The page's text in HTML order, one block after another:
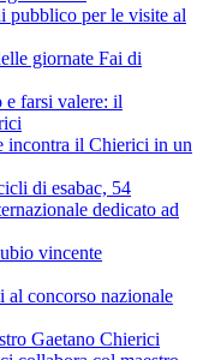
pubblico per le visite al
giornate Fai di
e farsi valere: il
incontra il Chierici in un
di esabac, 54
dedicato ad
vincente
al concorso nazionale
Gaetano Chierici